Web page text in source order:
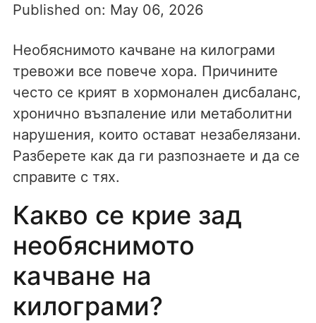
Published on: May 06, 2026
Необяснимото качване на килограми
тревожи все повече хора. Причините
често се крият в хормонален дисбаланс,
хронично възпаление или метаболитни
нарушения, които остават незабелязани.
Разберете как да ги разпознаете и да се
справите с тях.
Какво се крие зад
необяснимото
качване на
килограми?